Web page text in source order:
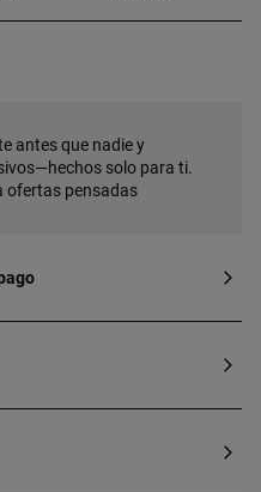
Esta
antes que nadie y
solo para ti.
ofertas pensadas